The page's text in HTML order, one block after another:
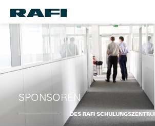
SPONSOREN
DES RAFI